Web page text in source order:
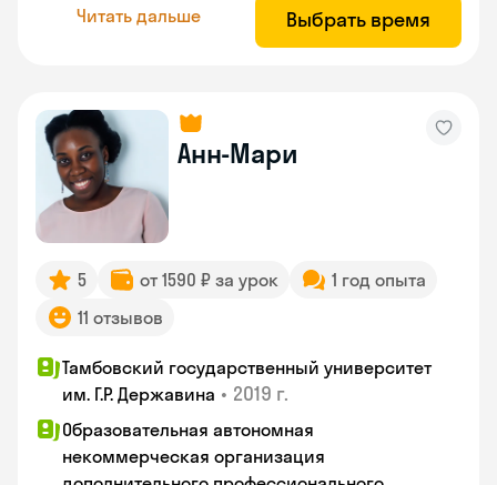
Читать дальше Выбрать время
Анн-Мари
5 от 1590 ₽ за урок
1 год опыта
11 отзывов
Тамбовский государственный университет
им. Г.Р. Державина • 2019 г.
Образовательная автономная
некоммерческая организация